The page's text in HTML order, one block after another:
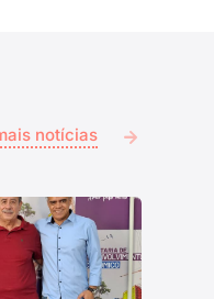
notícias